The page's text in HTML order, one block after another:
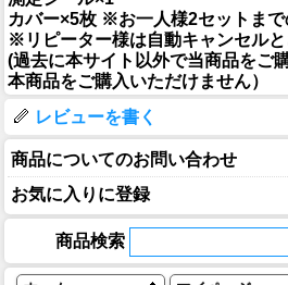
カバー×5枚 ※お一人様2セットまで
※リピーター様は自動キャンセルと
(過去に本サイト以外で当商品をご
本商品をご購入いただけません）
レビューを書く
商品についてのお問い合わせ
お気に入りに登録
商品検索